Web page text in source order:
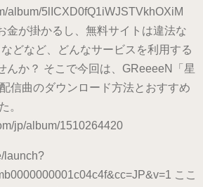
album/5lICXD0fQ1iWJSTVkhOXiM
金が掛かるし、無料サイトは違法な
どなど、どんなサービスを利用する
んか？ そこで今回は、GReeeeN「星
信曲のダウンロード方法とおすすめ
。
jp/album/1510264420
launch?
ここ